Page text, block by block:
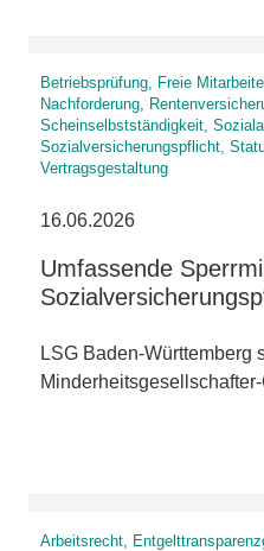
Betriebsprüfung, Freie
Nachforderung,
Scheinselbstständigkeit,
Sozialversicherungspflicht,
Vertragsgestaltung
16.06.2026
Umfassende
LSG Baden-Württemberg
Arbeitsrecht,